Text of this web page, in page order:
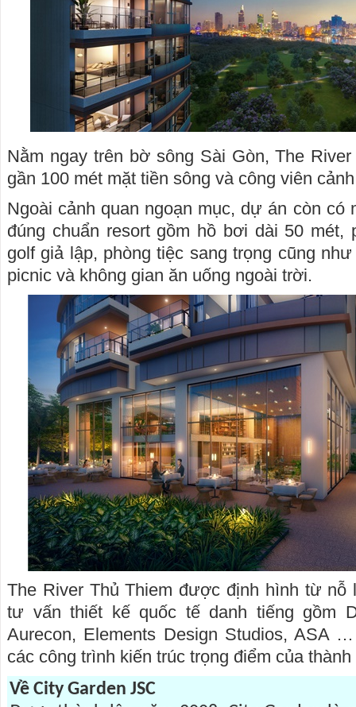
Nằm ngay trên bờ sông Sài Gòn, The
gần 100 mét mặt tiền sông và công viên
Ngoài cảnh quan ngoạn mục, dự án còn có
đúng chuẩn resort gồm hồ bơi dài 50 mét,
golf giả lập, phòng tiệc sang trọng cũng
picnic và không gian ăn uống ngoài trời.
The River Thủ Thiem được định hình từ
tư vấn thiết kế quốc tế danh tiếng gồm
Aurecon, Elements Design Studios, ASA
các công trình kiến trúc trọng điểm của
Về City Garden JSC